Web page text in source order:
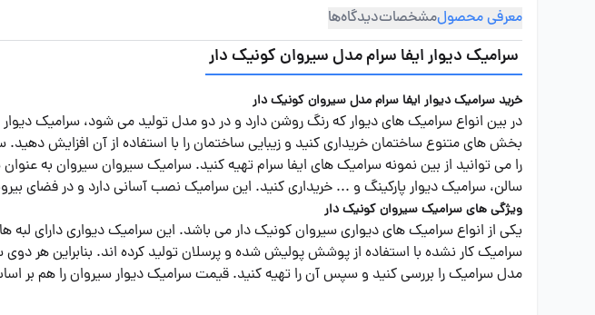
معرفی محصولمشخصاتدیدگاه‌ها
سرامیک دیوار ایفا سرام مدل سیروان کونیک دار
خرید سرامیک دیوار ایفا سرام مدل سیروان کونیک دار
در بین انواع سرامیک های دیوار که رنگ روشن دارد و در دو مدل تولید می شود، سرامیک دیوار
بخش های متنوع ساختمان خریداری کنید و زیبایی ساختمان را با استفاده از آن افزایش دهید.
را می توانید از بین نمونه سرامیک های ایفا سرام تهیه کنید. سرامیک سیروان سیروان به
سالن، سرامیک دیوار پارکینگ و ... خریداری کنید. این سرامیک نصب آسانی دارد و در فضای
ویژگی های سرامیک سیروان کونیک دار
یکی از انواع سرامیک های دیواری سیروان کونیک دار می باشد. این سرامیک دیواری دارای
سرامیک کار نشده با استفاده از پوشش پولیش شده و پرسلان تولید کرده اند. بنابراین هر
مدل سرامیک را بررسی کنید و سپس آن را تهیه کنید. قیمت سرامیک دیوار سیروان را هم بر